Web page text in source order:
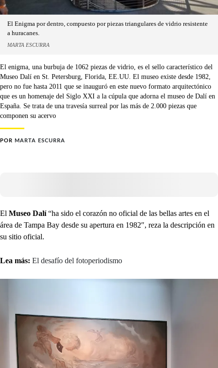
El Enigma por dentro, compuesto por piezas triangulares de vidrio resistente
a huracanes.
MARTA ESCURRA
El enigma, una burbuja de 1062 piezas de vidrio, es el sello característico del
Museo Dalí en St. Petersburg, Florida, EE.UU. El museo existe desde 1982,
pero no fue hasta 2011 que se inauguró en este nuevo formato arquitectónico
que es un homenaje del Siglo XXI a la cúpula que adorna el museo de Dalí en
España. Se trata de una travesía surreal por las más de 2.000 piezas que
componen su acervo
POR MARTA ESCURRA
El Museo Dalí“ha sido el corazón no oficial de las bellas artes en el
área de Tampa Bay desde su apertura en 1982″, reza la descripción en
su sitio oficial.
Lea más: El desafío del fotoperiodismo